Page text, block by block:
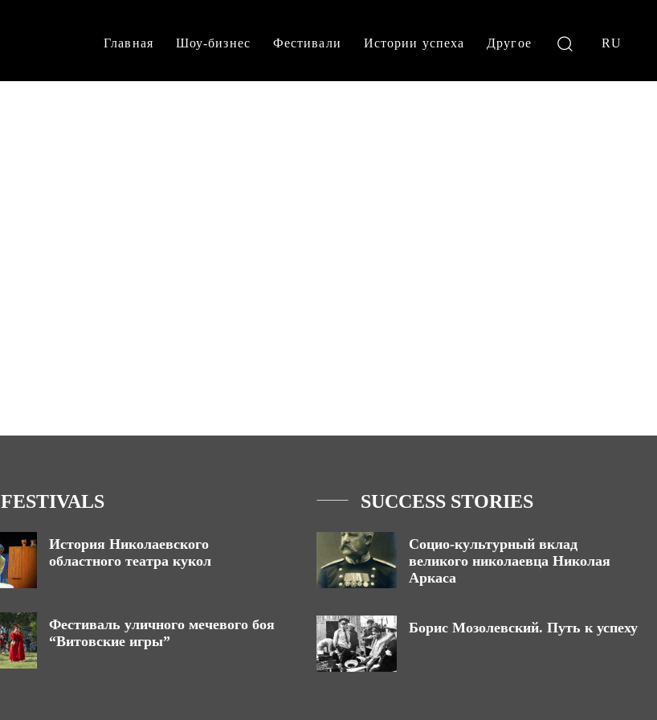
Главная Шоу-бизнес Фестивали Истории успеха Другое RU
FESTIVALS
История Николаевского
областного театра кукол
Фестиваль уличного мечевого боя
“Витовские игры”
SUCCESS STORIES
Социо-культурный вклад
великого николаевца Николая
Аркаса
Борис Мозолевский. Путь к успеху